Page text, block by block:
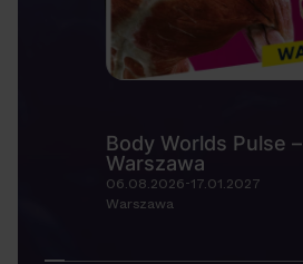
Body Worlds Pulse –
Warszawa
06.08.2026-17.01.2027
Warszawa